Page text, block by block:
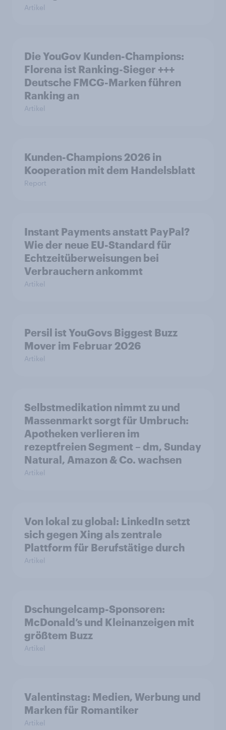
Artikel
Die YouGov Kunden-Champions:
Florena ist Ranking-Sieger +++
Deutsche FMCG-Marken führen
Ranking an
Artikel
Kunden-Champions 2026 in
Kooperation mit dem Handelsblatt
Report
Instant Payments anstatt PayPal?
Wie der neue EU-Standard für
Echtzeitüberweisungen bei
Verbrauchern ankommt
Artikel
Persil ist YouGovs Biggest Buzz
Mover im Februar 2026
Artikel
Selbstmedikation nimmt zu und
Massenmarkt sorgt für Umbruch:
Apotheken verlieren im
rezeptfreien Segment – dm, Sunday
Natural, Amazon & Co. wachsen
Artikel
Von lokal zu global: LinkedIn setzt
sich gegen Xing als zentrale
Plattform für Berufstätige durch
Artikel
Dschungelcamp-Sponsoren:
McDonald’s und Kleinanzeigen mit
größtem Buzz
Artikel
Valentinstag: Medien, Werbung und
Marken für Romantiker
Artikel